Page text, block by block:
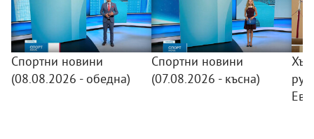
Спортни новини
(08.08.2026 - обедна)
Спортни новини
(07.08.2026 - късна)